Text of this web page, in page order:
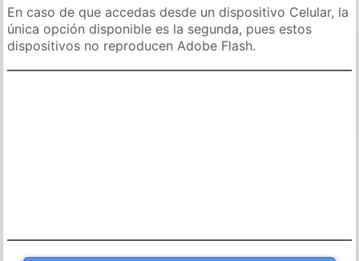
En caso de que accedas desde un dispositivo Celular, la
única opción disponible es la segunda, pues estos
dispositivos no reproducen Adobe Flash.